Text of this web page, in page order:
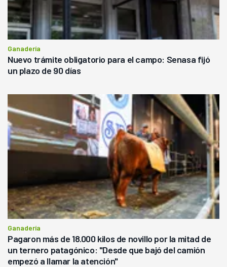
Ganadería
Nuevo trámite obligatorio para el campo: Senasa fijó
un plazo de 90 días
Ganadería
Pagaron más de 18.000 kilos de novillo por la mitad de
un ternero patagónico: "Desde que bajó del camión
empezó a llamar la atención"